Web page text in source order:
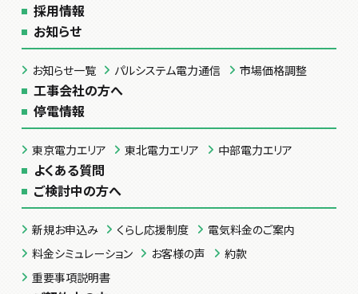
採用情報
お知らせ
お知らせ一覧 パルシステム電力通信 市場価格調整
工事会社の方へ
停電情報
東京電力エリア 東北電力エリア 中部電力エリア
よくある質問
ご検討中の方へ
新規お申込み くらし応援制度
電気料金のご案内
料金シミュレーション
お客様の声
約款
重要事項説明書